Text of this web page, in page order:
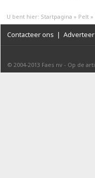
U bent hier: Startpagina » Pelt »
Contacteer ons | Adverteer
© 2004-2013 Faes nv - Op de